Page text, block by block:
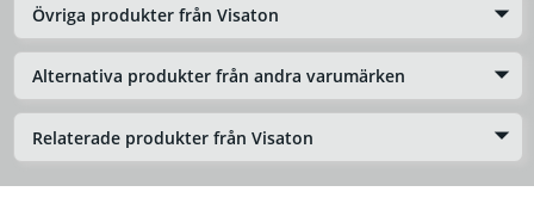
Övriga produkter från Visaton
Alternativa produkter från andra varumärken
Relaterade produkter från Visaton